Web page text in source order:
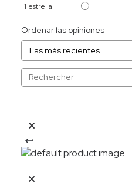
1 estrella
Ordenar las opiniones